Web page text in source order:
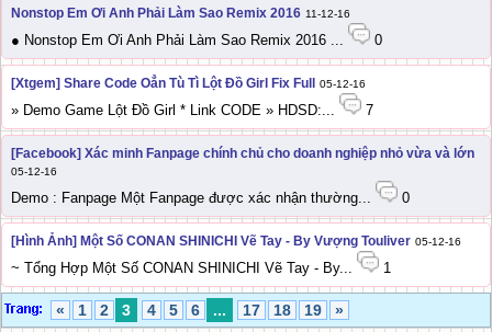
Nonstop Em Ơi Anh Phải Làm Sao Remix 2016 11-12-16
● Nonstop Em Ơi Anh Phải Làm Sao Remix 2016 ... 0
[Xtgem] Share Code Oẳn Tù Tì Lột Đồ Girl Fix Full 05-12-16
» Demo Game Lột Đồ Girl * Link CODE » HDSD:... 7
[Facebook] Xác minh Fanpage chính chủ cho doanh nghiệp nhỏ vừa và lớn
05-12-16
Demo : Fanpage Một Fanpage được xác nhận thường... 0
[Hình Ảnh] Một Số CONAN SHINICHI Vẽ Tay - By Vượng Touliver 05-12-16
~ Tổng Hợp Một Số CONAN SHINICHI Vẽ Tay - By... 1
« 1 2 3 4 5 6 ... 17 18 19 »